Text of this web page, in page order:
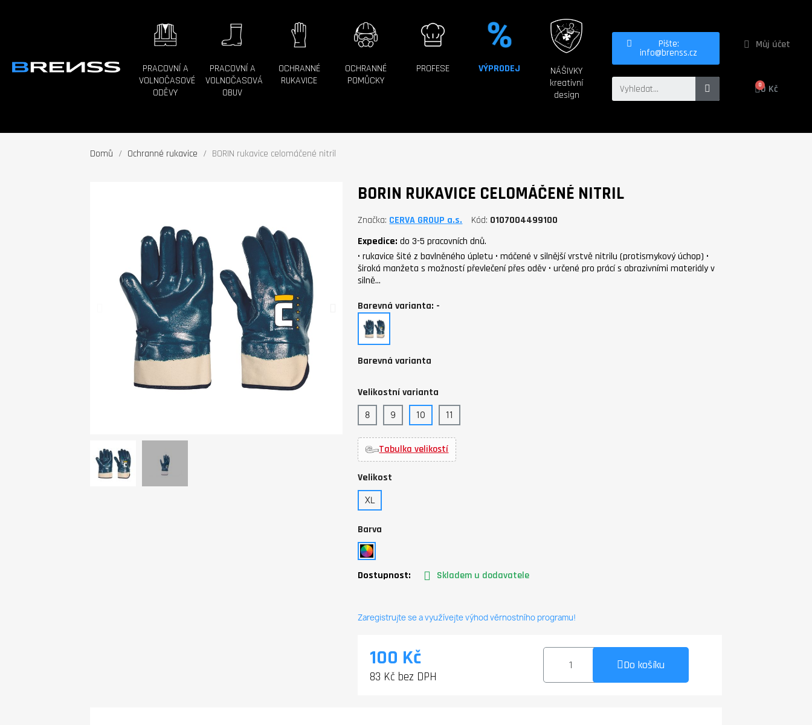
PRACOVNÍ A
VOLNOČASOVÉ
ODĚVY
PRACOVNÍ A
VOLNOČASOVÁ
OBUV
OCHRANNÉ
RUKAVICE
OCHRANNÉ
POMŮCKY
PROFESE VÝPRODEJ
NÁŠIVKY
kreativní
design
Pište:
info@brenss.cz
Můj účet
0 Kč
Domů Ochranné rukavice BORIN rukavice celomáčené nitril
BORIN RUKAVICE CELOMÁČENÉ NITRIL
Značka CERVA GROUP a.s. Kód 0107004499100
Expedice:do 3-5 pracovních dnů.
• rukavice šité z bavlněného úpletu • máčené v silnější vrstvě nitrilu (protismykový úchop) •
široká manžeta s možností převlečení přes oděv • určené pro prácí s abrazivními materiály v
silně…
Barevná varianta: -
Barevná varianta
Velikostní varianta
8 9 10 11
Tabulka velikostí
Velikost
XL
Barva
Dostupnost: Skladem u dodavatele
Zaregistrujte se a využívejte výhod věrnostního programu!
100 Kč
83 Kč bez DPH
Do košíku